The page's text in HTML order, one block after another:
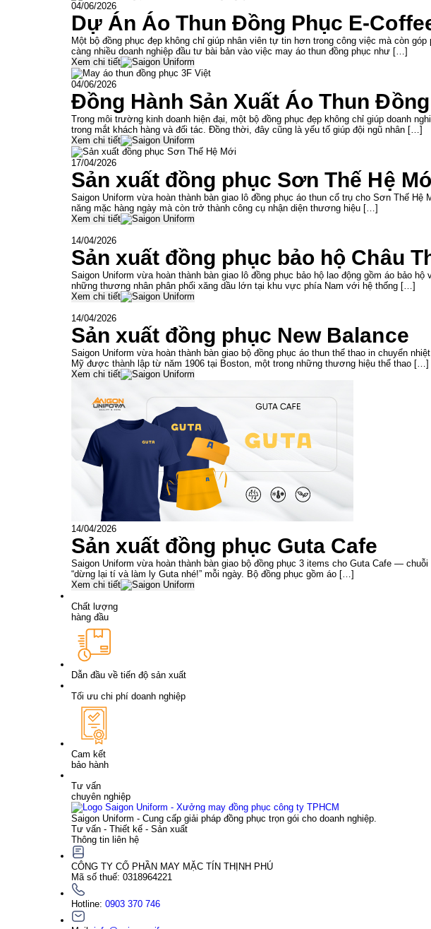
04/06/2026
Dự Án Áo Thun Đồng Phục E-
Một bộ đồng phục đẹp không chỉ giúp nhân viên tự tin hơn trong công việc mà còn
càng nhiều doanh nghiệp đầu tư bài bản vào việc may áo thun đồng phục như […]
Xem chi tiết
04/06/2026
Đồng Hành Sản Xuất Áo Thun
Trong môi trường kinh doanh hiện đại, một bộ đồng phục đẹp không chỉ giúp doanh
trong mắt khách hàng và đối tác. Đồng thời, đây cũng là yếu tố giúp đội ngũ nhân […]
Xem chi tiết
17/04/2026
Sản xuất đồng phục Sơn Thế Hệ
Saigon Uniform vừa hoàn thành bàn giao lô đồng phục áo thun cổ trụ cho Sơn Thế
năng mặc hàng ngày mà còn trở thành công cụ nhận diện thương hiệu […]
Xem chi tiết
14/04/2026
Sản xuất đồng phục bảo hộ Châu
Saigon Uniform vừa hoàn thành bàn giao lô đồng phục bảo hộ lao động gồm áo bảo
những thương nhân phân phối xăng dầu lớn tại khu vực phía Nam với hệ thống […]
Xem chi tiết
14/04/2026
Sản xuất đồng phục New Balance
Saigon Uniform vừa hoàn thành bàn giao bộ đồng phục áo thun thể thao in chuyển
Mỹ được thành lập từ năm 1906 tại Boston, một trong những thương hiệu thể thao […]
Xem chi tiết
14/04/2026
Sản xuất đồng phục Guta Cafe
Saigon Uniform vừa hoàn thành bàn giao bộ đồng phục 3 items cho Guta Cafe —
“dừng lại tí và làm ly Guta nhé!” mỗi ngày. Bộ đồng phục gồm áo […]
Xem chi tiết
Chất lượng
hàng đầu
Dẫn đầu về tiến độ sản xuất
Tối ưu chi phí doanh nghiệp
Cam kết
bảo hành
Tư vấn
chuyên nghiệp
Saigon Uniform - Cung cấp giải pháp đồng phục trọn gói cho doanh nghiệp.
Tư vấn - Thiết kế - Sản xuất
Thông tin liên hệ
CÔNG TY CỔ PHẦN MAY MẶC TÍN THỊNH PHÚ
Mã số thuế: 0318964221
Hotline: 0903 370 746